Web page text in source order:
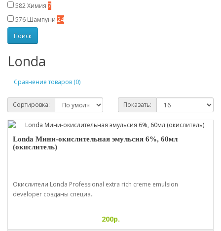
582Химия 7
576 Шампуни 24
Londa
Сравнение товаров (0)
Сортировка: Показать:
Londa Мини-окислительная эмульсия 6%, 60мл
(окислитель)
Окислители Londa Professional extra rich creme emulsion
developer созданы специа..
200р.